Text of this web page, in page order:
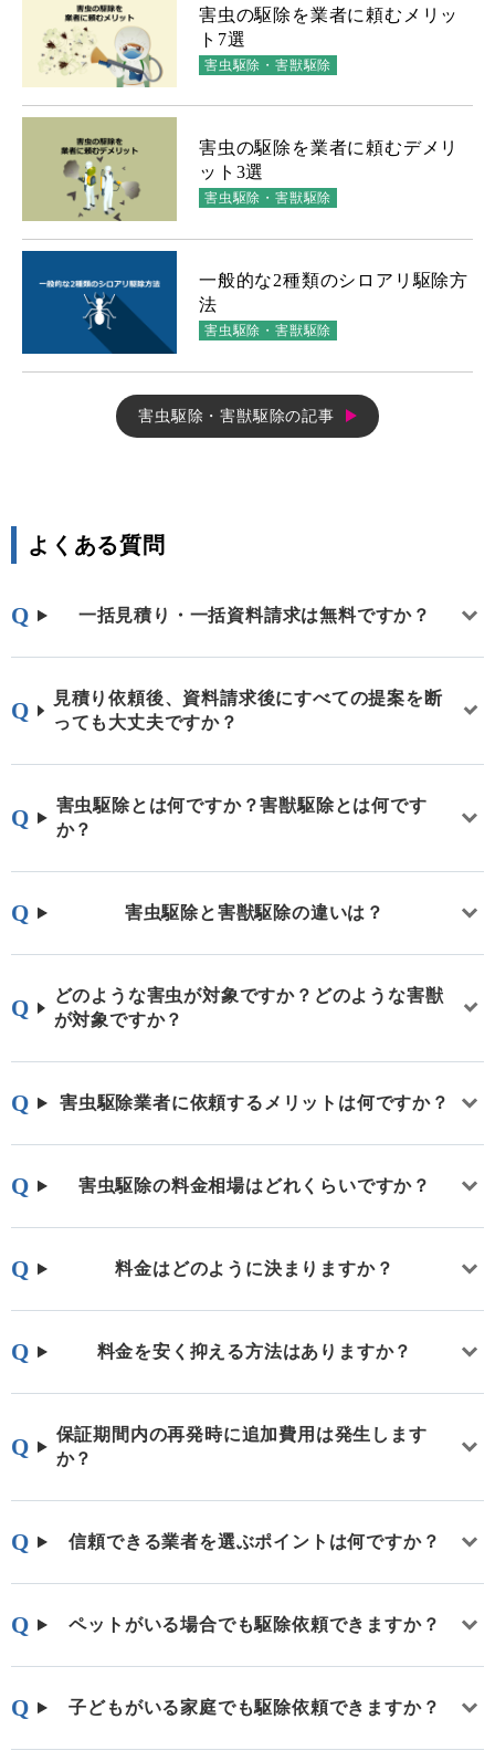
害虫の駆除を業者に頼むメリッ
ト7選
害虫駆除・害獣駆除
害虫の駆除を業者に頼むデメリ
ット3選
害虫駆除・害獣駆除
一般的な2種類のシロアリ駆除方
法
害虫駆除・害獣駆除
害虫駆除・害獣駆除の記事
よくある質問
一括見積り・一括資料請求は無料ですか？
見積り依頼後、資料請求後にすべての提案を断
っても大丈夫ですか？
害虫駆除とは何ですか？害獣駆除とは何です
か？
害虫駆除と害獣駆除の違いは？
どのような害虫が対象ですか？どのような害獣
が対象ですか？
害虫駆除業者に依頼するメリットは何ですか？
害虫駆除の料金相場はどれくらいですか？
料金はどのように決まりますか？
料金を安く抑える方法はありますか？
保証期間内の再発時に追加費用は発生します
か？
信頼できる業者を選ぶポイントは何ですか？
ペットがいる場合でも駆除依頼できますか？
子どもがいる家庭でも駆除依頼できますか？